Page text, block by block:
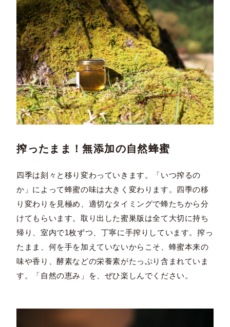
搾ったまま！無添加の自然蜂蜜
四季は刻々と移り変わっていきます。「いつ搾るの
か」によって蜂蜜の味は大きく変わります。四季の移
り変わりを見極め、適切なタイミングで蜂たちから分
けてもらいます。取り出した蜜巣版は全て大切に持ち
帰り、室内で1枚ずつ、丁寧に手搾りしています。搾っ
たまま、何を手を加えていないからこそ、蜂蜜本来の
味や香り、酵素などの栄養素がたっぷり含まれていま
す。「自然の恵み」を、ぜひ楽しんでください。